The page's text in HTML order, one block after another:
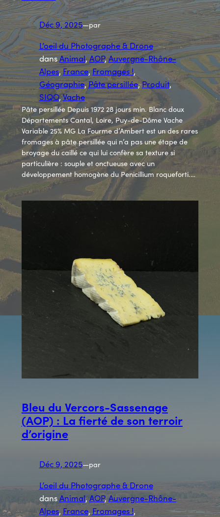
Déc 9, 2025—par
L’oeil du Photographe & Drone
dansAnimal, AOP, Auvergne-Rhône-
Alpes, France, Fromages !
Géographie, Pâte persillée, Produit,
SIQO, Vache
Pâte persillée Depuis 1972 28 jours min. Blanc doux
Départements Cantal, Loire, Puy-de-Dôme Vache
Variable 25% MG La Fourme d’Ambert est un des rares
fromages à pâte persillée qui n’a pas une étape de
broyage du caillé ce qui lui confère sa texture si
particulière : souple et onctueuse avec un
développement homogène du Penicillium roqueforti.…
Bleu du Vercors-Sassenage
(AOP) : La fierté de son terroir
d’origine
Déc 9, 2025—par
L’oeil du Photographe & Drone
dansAnimal, AOP, Auvergne-Rhône-
Alpes, France, Fromages !